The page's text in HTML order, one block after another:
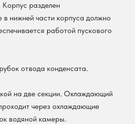
разделен
нижней части корпуса должно
работой пускового
отвода конденсата.
на две секции. Охлаждающий
через охлаждающие
водяной камеры.